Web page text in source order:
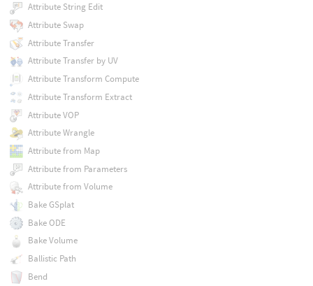
Attribute String Edit
Attribute Swap
Attribute Transfer
Attribute Transfer by UV
Attribute Transform Compute
Attribute Transform Extract
Attribute VOP
Attribute Wrangle
Attribute from Map
Attribute from Parameters
Attribute from Volume
Bake GSplat
Bake ODE
Bake Volume
Ballistic Path
Bend